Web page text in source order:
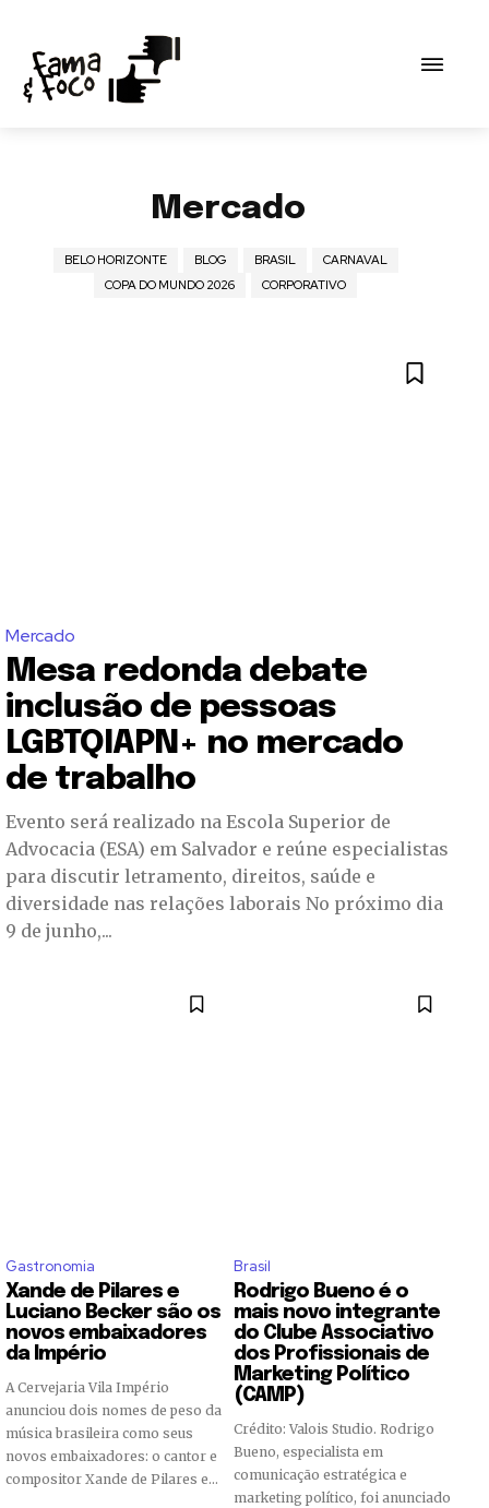
Mercado
BELO HORIZONTE BLOG BRASIL
CARNAVAL
COPA DO MUNDO 2026
CORPORATIVO
Mercado
Mesa redonda debate
inclusão de pessoas
LGBTQIAPN+ no mercado
de trabalho
Evento será realizado na Escola Superior de
Advocacia (ESA) em Salvador e reúne especialistas
para discutir letramento, direitos, saúde e
diversidade nas relações laborais No próximo dia
9 de junho,...
Gastronomia
Xande de Pilares e
Luciano Becker são os
novos embaixadores
da Império
A Cervejaria Vila Império
anunciou dois nomes de peso da
música brasileira como seus
novos embaixadores: o cantor e
compositor Xande de Pilares e...
Brasil
Rodrigo Bueno é o
mais novo integrante
do Clube Associativo
dos Profissionais de
Marketing Político
(CAMP)
Crédito: Valois Studio. Rodrigo
Bueno, especialista em
comunicação estratégica e
marketing político, foi anunciado